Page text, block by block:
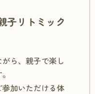
リトミック
ら、親子で楽し
加いただける体